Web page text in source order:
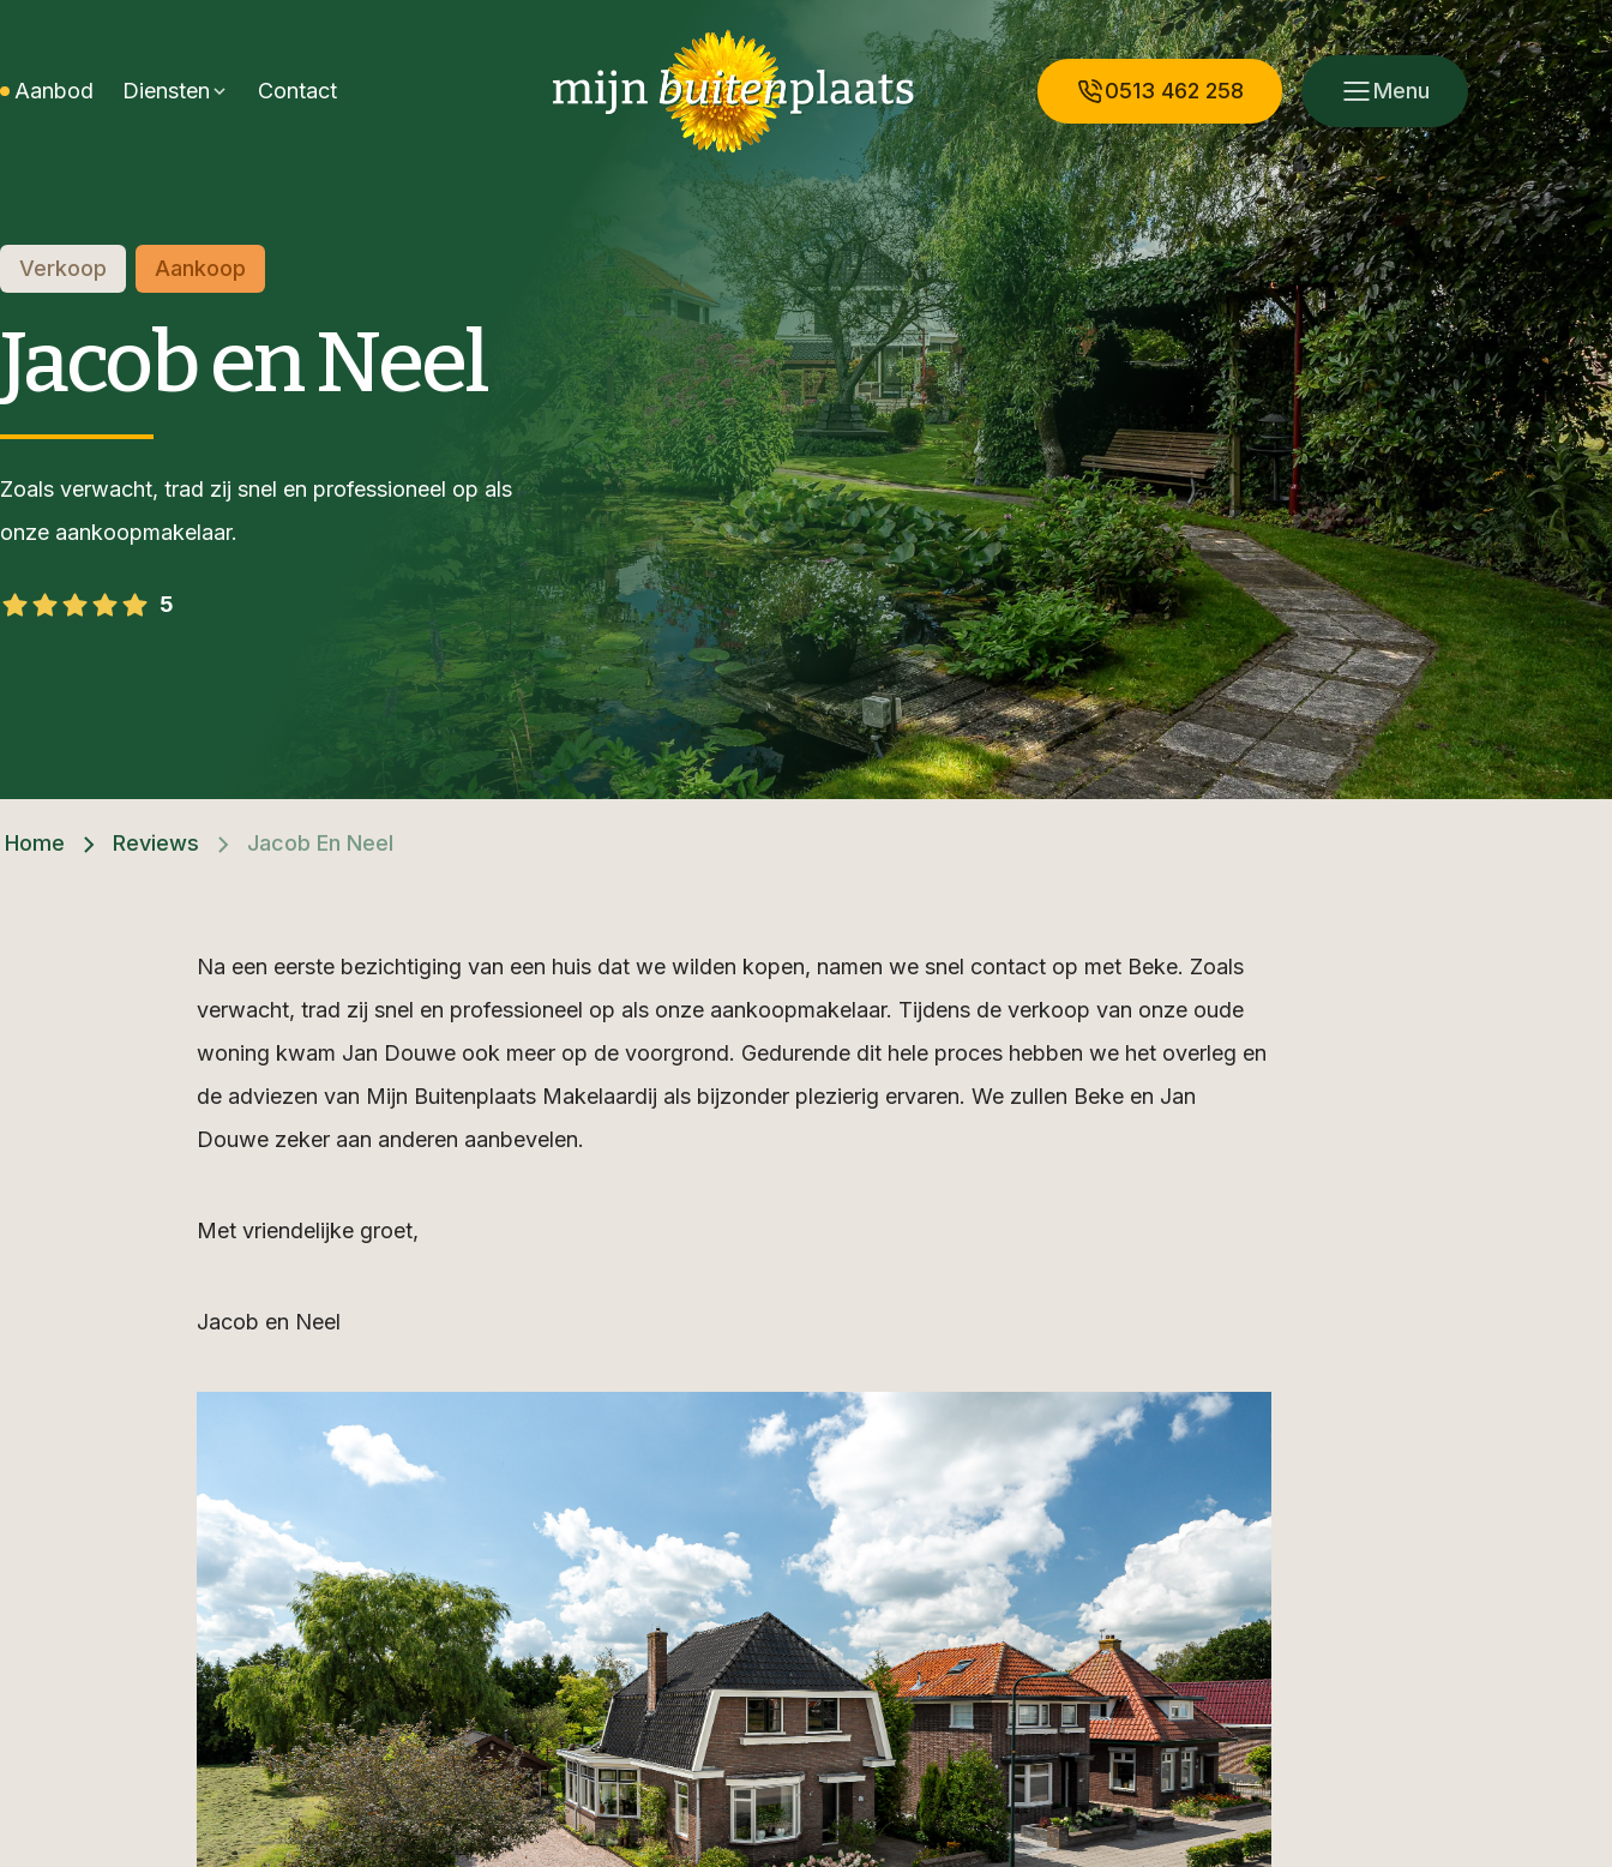
Aanbod Diensten Contact 0513 462 258 Menu
Verkoop Aankoop
Jacob en Neel
Zoals verwacht, trad zij snel en professioneel op als
onze aankoopmakelaar.
5
Home Reviews Jacob En Neel
Na een eerste bezichtiging van een huis dat we wilden kopen, namen we snel contact op met Beke. Zoals
verwacht, trad zij snel en professioneel op als onze aankoopmakelaar. Tijdens de verkoop van onze oude
woning kwam Jan Douwe ook meer op de voorgrond. Gedurende dit hele proces hebben we het overleg en
de adviezen van Mijn Buitenplaats Makelaardij als bijzonder plezierig ervaren. We zullen Beke en Jan
Douwe zeker aan anderen aanbevelen.
Met vriendelijke groet,
Jacob en Neel